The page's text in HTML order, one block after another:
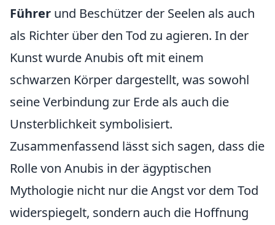
Führer und Beschützer der Seelen als auch
als Richter über den Tod zu agieren. In der
Kunst wurde Anubis oft mit einem
schwarzen Körper dargestellt, was sowohl
seine Verbindung zur Erde als auch die
Unsterblichkeit symbolisiert.
Zusammenfassend lässt sich sagen, dass die
Rolle von Anubis in der ägyptischen
Mythologie nicht nur die Angst vor dem Tod
widerspiegelt, sondern auch die Hoffnung